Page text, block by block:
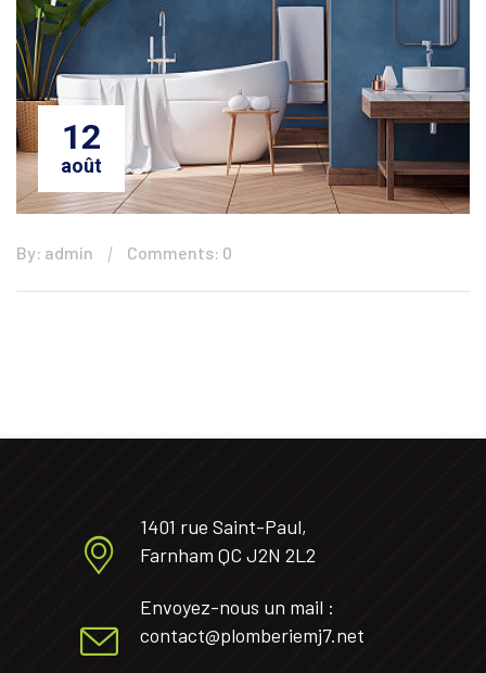
12
août
By: admin Comments: 0
1401 rue Saint-Paul,
Farnham QC J2N 2L2
Envoyez-nous un mail :
contact@plomberiemj7.net